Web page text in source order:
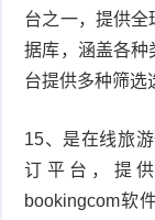
台之一，提供全
据库，涵盖各种
台提供多种筛选
15、是在线旅
订平台，提
bookingcom软